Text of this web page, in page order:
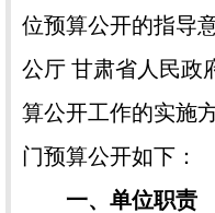
位预算公开的指导
公厅 甘肃省人民政
算公开工作的实施
门预算公开如下：
一、单位职责